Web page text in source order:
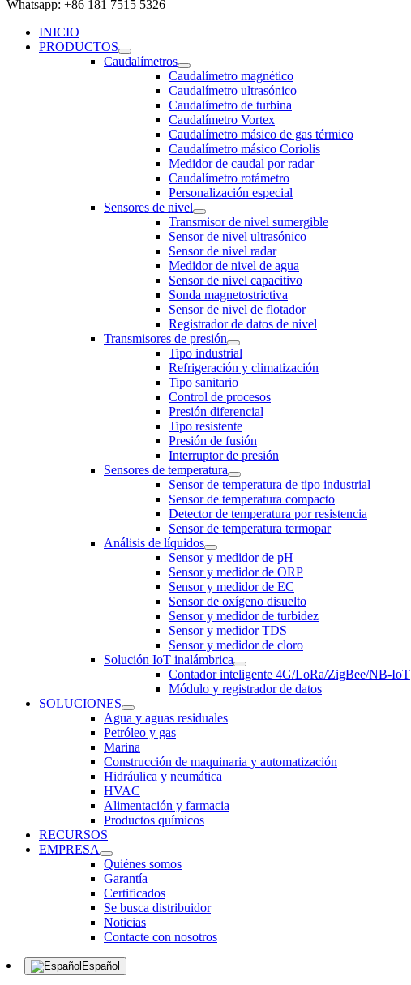
Whatsapp: +86 181 7515 5326
INICIO
PRODUCTOS
Caudalímetros
Caudalímetro magnético
Caudalímetro ultrasónico
Caudalímetro de turbina
Caudalímetro Vortex
Caudalímetro másico de gas térmico
Caudalímetro másico Coriolis
Medidor de caudal por radar
Caudalímetro rotámetro
Personalización especial
Sensores de nivel
Transmisor de nivel sumergible
Sensor de nivel ultrasónico
Sensor de nivel radar
Medidor de nivel de agua
Sensor de nivel capacitivo
Sonda magnetostrictiva
Sensor de nivel de flotador
Registrador de datos de nivel
Transmisores de presión
Tipo industrial
Refrigeración y climatización
Tipo sanitario
Control de procesos
Presión diferencial
Tipo resistente
Presión de fusión
Interruptor de presión
Sensores de temperatura
Sensor de temperatura de tipo industrial
Sensor de temperatura compacto
Detector de temperatura por resistencia
Sensor de temperatura termopar
Análisis de líquidos
Sensor y medidor de pH
Sensor y medidor de ORP
Sensor y medidor de EC
Sensor de oxígeno disuelto
Sensor y medidor de turbidez
Sensor y medidor TDS
Sensor y medidor de cloro
Solución IoT inalámbrica
Contador inteligente 4G/LoRa/ZigBee/NB-IoT
Módulo y registrador de datos
SOLUCIONES
Agua y aguas residuales
Petróleo y gas
Marina
Construcción de maquinaria y automatización
Hidráulica y neumática
HVAC
Alimentación y farmacia
Productos químicos
RECURSOS
EMPRESA
Quiénes somos
Garantía
Certificados
Se busca distribuidor
Noticias
Contacte con nosotros
Español